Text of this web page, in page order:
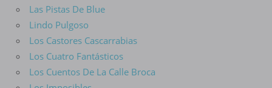
Las Pistas De Blue
Lindo Pulgoso
Los Castores Cascarrabias
Los Cuatro Fantásticos
Los Cuentos De La Calle Broca